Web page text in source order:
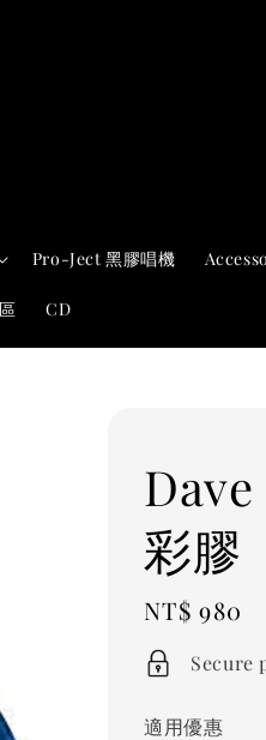
Pro-Ject 黑膠唱機
CD
彩膠
Regular
price
NT$ 980
Secure
適用優惠